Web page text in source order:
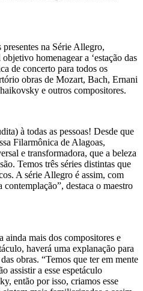
na Série Allegro,
homenagear a ‘estação das
de concerto para todos os
obras de Mozart, Bach, Ernani
e outros compositores.
à todas as pessoas! Desde que
Filarmônica de Alagoas,
e transformadora, que a beleza
Temos três séries distintas que
A série Allegro é assim, com
destaca o maestro
ainda mais dos compositores e
haverá uma explanação para
obras. “Temos que ter em mente
assistir a esse espetáculo
então por isso, criamos esse